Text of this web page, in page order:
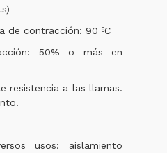
de contracción: 90 ºC
50% o más en
resistencia a las llamas.
usos: aislamiento